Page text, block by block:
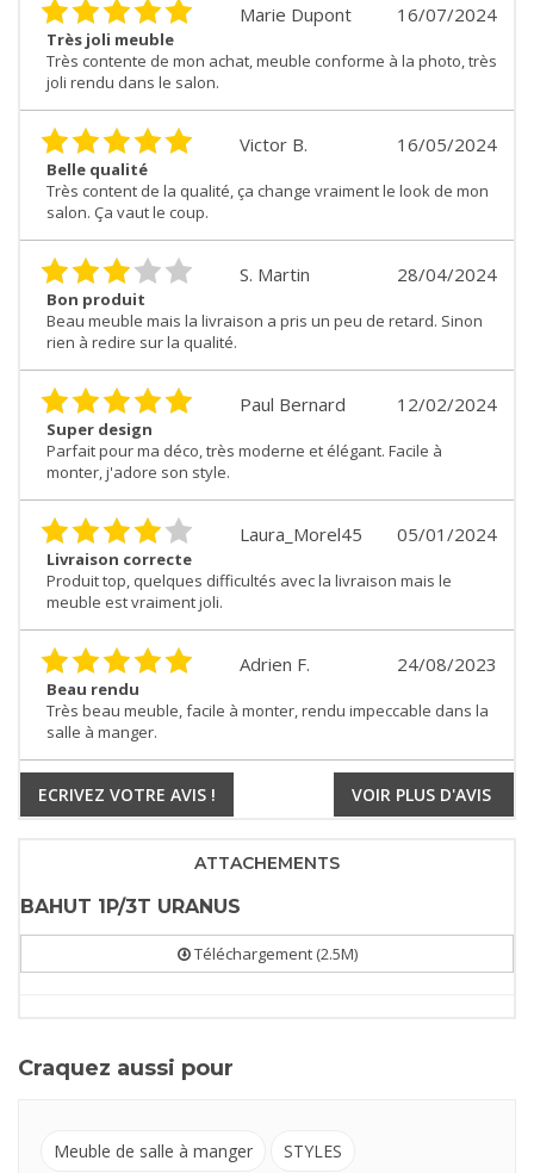
16/07/2024
Marie Dupont
Très joli meuble
Très contente de mon achat, meuble conforme à la photo, très
joli rendu dans le salon.
16/05/2024
Victor B.
Belle qualité
Très content de la qualité, ça change vraiment le look de mon
salon. Ça vaut le coup.
28/04/2024
S. Martin
Bon produit
Beau meuble mais la livraison a pris un peu de retard. Sinon
rien à redire sur la qualité.
12/02/2024
Paul Bernard
Super design
Parfait pour ma déco, très moderne et élégant. Facile à
monter, j'adore son style.
05/01/2024
Laura_Morel45
Livraison correcte
Produit top, quelques difficultés avec la livraison mais le
meuble est vraiment joli.
24/08/2023
Adrien F.
Beau rendu
Très beau meuble, facile à monter, rendu impeccable dans la
salle à manger.
ECRIVEZ VOTRE AVIS ! VOIR PLUS D'AVIS
ATTACHEMENTS
BAHUT 1P/3T URANUS
Téléchargement (2.5M)
Craquez aussi pour
Meuble de salle à manger STYLES